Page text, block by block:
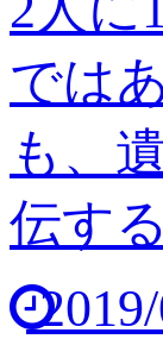
では
も、
伝す